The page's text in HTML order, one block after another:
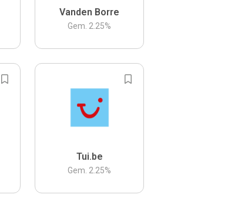
Vanden Borre
Gem. 2.25%
Tui.be
Gem. 2.25%